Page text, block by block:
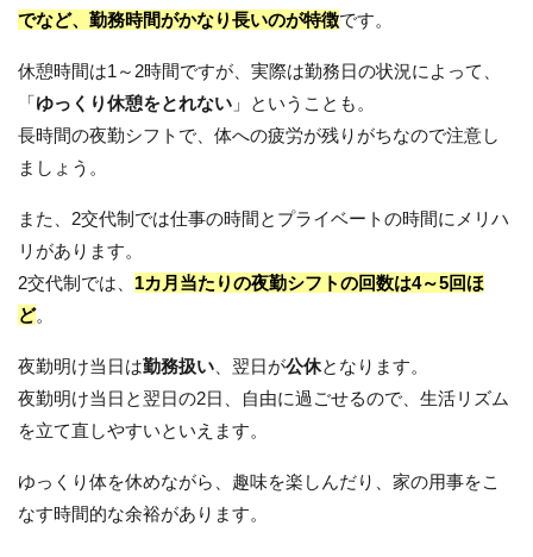
でなど、勤務時間がかなり長いのが特徴です。
休憩時間は1～2時間ですが、実際は勤務日の状況によって、
「ゆっくり休憩をとれない 」ということも。
長時間の夜勤シフトで、体への疲労が残りがちなので注意し
ましょう。
また、2交代制では仕事の時間とプライベートの時間にメリハ
リがあります。
2交代制では、 1カ月当たりの夜勤シフトの回数は4～5回ほ
ど。
夜勤明け当日は勤務扱い 、翌日が公休となります。
夜勤明け当日と翌日の2日、自由に過ごせるので、生活リズム
を立て直しやすいといえます。
ゆっくり体を休めながら、趣味を楽しんだり、家の用事をこ
なす時間的な余裕があります。